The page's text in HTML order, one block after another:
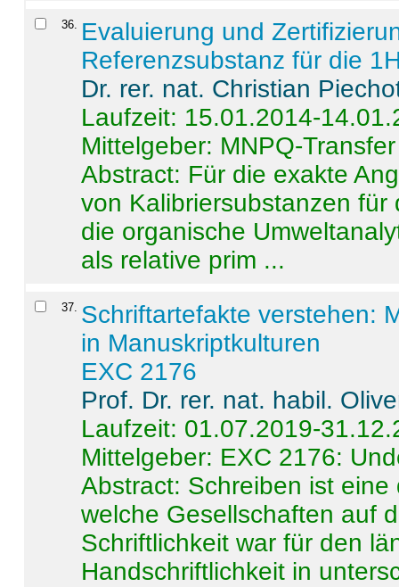
36. Evaluierung und
Referenzsubstanz für die
Dr. rer. nat. Christian
Laufzeit: 15.01.2014-
Mittelgeber: MNPQ-Transfer
Abstract: Für die exakte
von Kalibriersubstanzen
die organische
als relative prim ...
37. Schriftartefakte verstehen:
in Manuskriptkulturen
EXC 2176
Prof. Dr. rer. nat. habil.
Laufzeit: 01.07.2019-
Mittelgeber: EXC 2176:
Abstract: Schreiben ist
welche Gesellschaften auf
Schriftlichkeit war für den
Handschriftlichkeit in